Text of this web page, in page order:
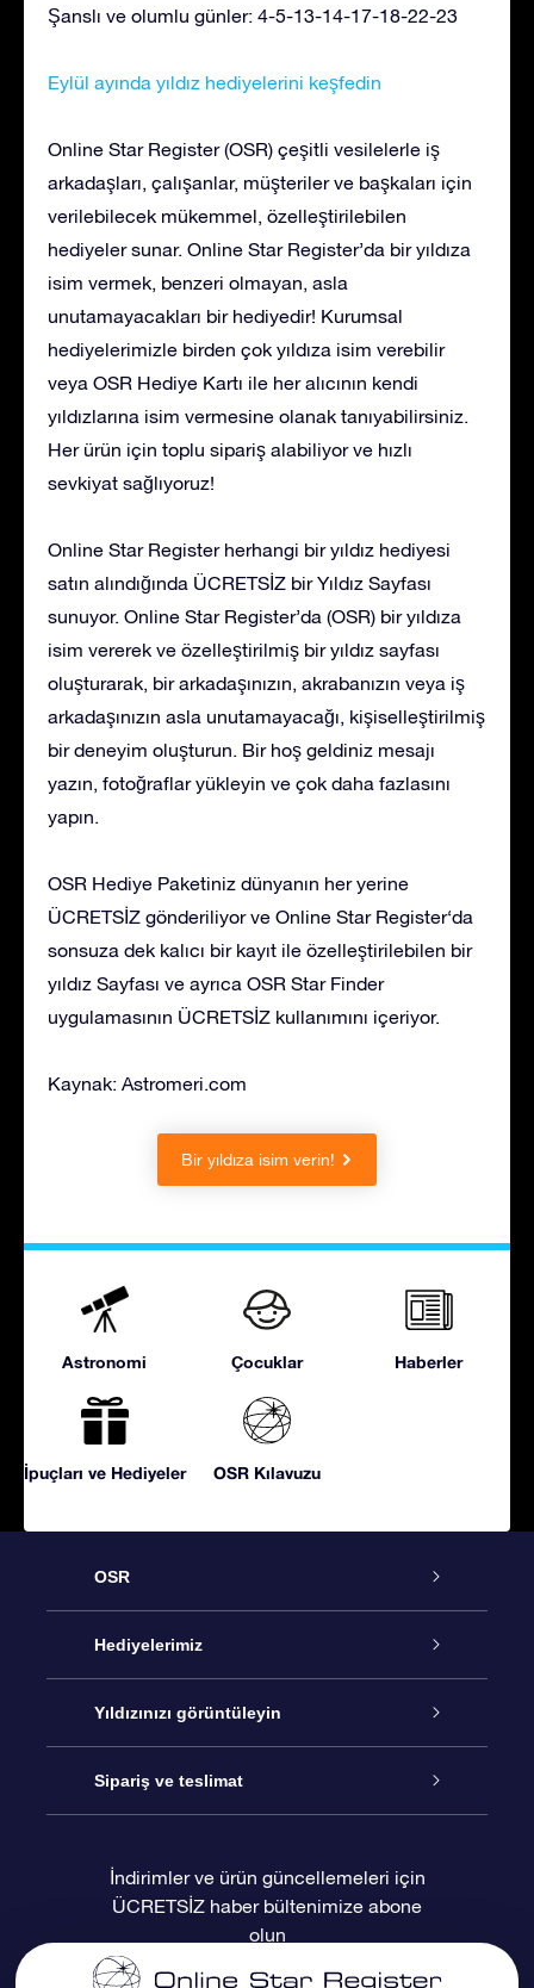
Şanslı ve olumlu günler: 4-5-13-14-17-18-22-23
Eylül ayında yıldız hediyelerini keşfedin
Online Star Register (OSR) çeşitli vesilelerle iş
arkadaşları, çalışanlar, müşteriler ve başkaları için
verilebilecek mükemmel, özelleştirilebilen
hediyeler sunar. Online Star Register’da bir yıldıza
isim vermek, benzeri olmayan, asla
unutamayacakları bir hediyedir! Kurumsal
hediyelerimizle birden çok yıldıza isim verebilir
veya OSR Hediye Kartı ile her alıcının kendi
yıldızlarına isim vermesine olanak tanıyabilirsiniz.
Her ürün için toplu sipariş alabiliyor ve hızlı
sevkiyat sağlıyoruz!
Online Star Register herhangi bir yıldız hediyesi
satın alındığında ÜCRETSİZ bir Yıldız Sayfası
sunuyor. Online Star Register’da (OSR) bir yıldıza
isim vererek ve özelleştirilmiş bir yıldız sayfası
oluşturarak, bir arkadaşınızın, akrabanızın veya iş
arkadaşınızın asla unutamayacağı, kişiselleştirilmiş
bir deneyim oluşturun. Bir hoş geldiniz mesajı
yazın, fotoğraflar yükleyin ve çok daha fazlasını
yapın.
OSR Hediye Paketiniz dünyanın her yerine
ÜCRETSİZ gönderiliyor ve Online Star Register‘da
sonsuza dek kalıcı bir kayıt ile özelleştirilebilen bir
yıldız Sayfası ve ayrıca OSR Star Finder
uygulamasının ÜCRETSİZ kullanımını içeriyor.
Kaynak: Astromeri.com
Bir yıldıza isim verin!
Astronomi Çocuklar Haberler
İpuçları ve Hediyeler OSR Kılavuzu
OSR
Hizmet
İletişim
Blogu
Değerlendirmeler
Hediyelerimiz
Çevrimiçi Yıldız Hediyesi
OSR Hediye Paketi
OSR Hediye Kartı
Kurumsal hediyeler
Yıldızınızı görüntüleyin
Star Register
Kişiselleştirilmiş Yıldız Sayfası
Bir Milyon Yıldız
Sipariş ve teslimat
Ödeme bilgileri
Sevkiyat bilgileri
İndirimler ve ürün güncellemeleri için
ÜCRETSİZ haber bültenimize abone
olun